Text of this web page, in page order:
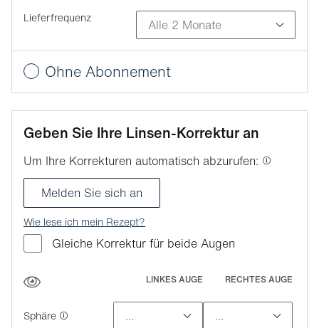
Lieferfrequenz
Ohne Abonnement
Geben Sie Ihre Linsen-Korrektur an
Um Ihre Korrekturen automatisch abzurufen:
Melden Sie sich an
Wie lese ich mein Rezept?
Gleiche Korrektur für beide Augen
LINKES AUGE RECHTES AUGE
Sphäre